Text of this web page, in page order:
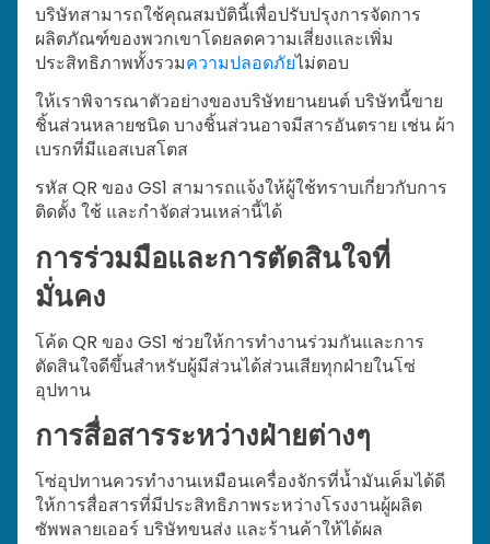
บริษัทสามารถใช้คุณสมบัตินี้เพื่อปรับปรุงการจัดการ
ผลิตภัณฑ์ของพวกเขาโดยลดความเสี่ยงและเพิ่ม
ประสิทธิภาพทั้งรวมความปลอดภัยไม่ตอบ
ให้เราพิจารณาตัวอย่างของบริษัทยานยนต์ บริษัทนี้ขาย
ชิ้นส่วนหลายชนิด บางชิ้นส่วนอาจมีสารอันตราย เช่น ผ้า
เบรกที่มีแอสเบสโตส
รหัส QR ของ GS1 สามารถแจ้งให้ผู้ใช้ทราบเกี่ยวกับการ
ติดตั้ง ใช้ และกำจัดส่วนเหล่านี้ได้
การร่วมมือและการตัดสินใจที่
มั่นคง
โค้ด QR ของ GS1 ช่วยให้การทำงานร่วมกันและการ
ตัดสินใจดีขึ้นสำหรับผู้มีส่วนได้ส่วนเสียทุกฝ่ายในโซ่
อุปทาน
การสื่อสารระหว่างฝ่ายต่างๆ
โซ่อุปทานควรทำงานเหมือนเครื่องจักรที่น้ำมันเค็มได้ดี
ให้การสื่อสารที่มีประสิทธิภาพระหว่างโรงงานผู้ผลิต
ซัพพลายเออร์ บริษัทขนส่ง และร้านค้าให้ได้ผล